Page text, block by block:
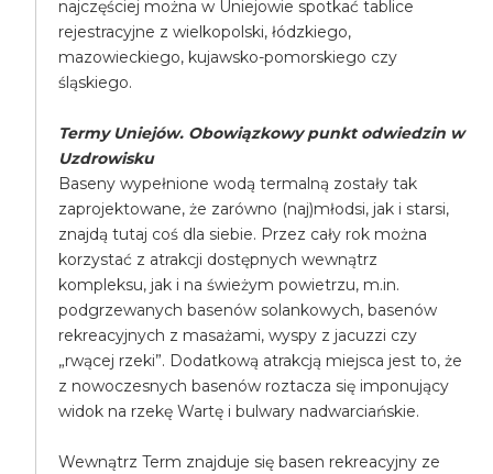
najczęściej można w Uniejowie spotkać tablice
rejestracyjne z wielkopolski, łódzkiego,
mazowieckiego, kujawsko-pomorskiego czy
śląskiego.
Termy Uniejów. Obowiązkowy punkt odwiedzin w
Uzdrowisku
Baseny wypełnione wodą termalną zostały tak
zaprojektowane, że zarówno (naj)młodsi, jak i starsi,
znajdą tutaj coś dla siebie. Przez cały rok można
korzystać z atrakcji dostępnych wewnątrz
kompleksu, jak i na świeżym powietrzu, m.in.
podgrzewanych basenów solankowych, basenów
rekreacyjnych z masażami, wyspy z jacuzzi czy
„rwącej rzeki”. Dodatkową atrakcją miejsca jest to, że
z nowoczesnych basenów roztacza się imponujący
widok na rzekę Wartę i bulwary nadwarciańskie.
Wewnątrz Term znajduje się basen rekreacyjny ze